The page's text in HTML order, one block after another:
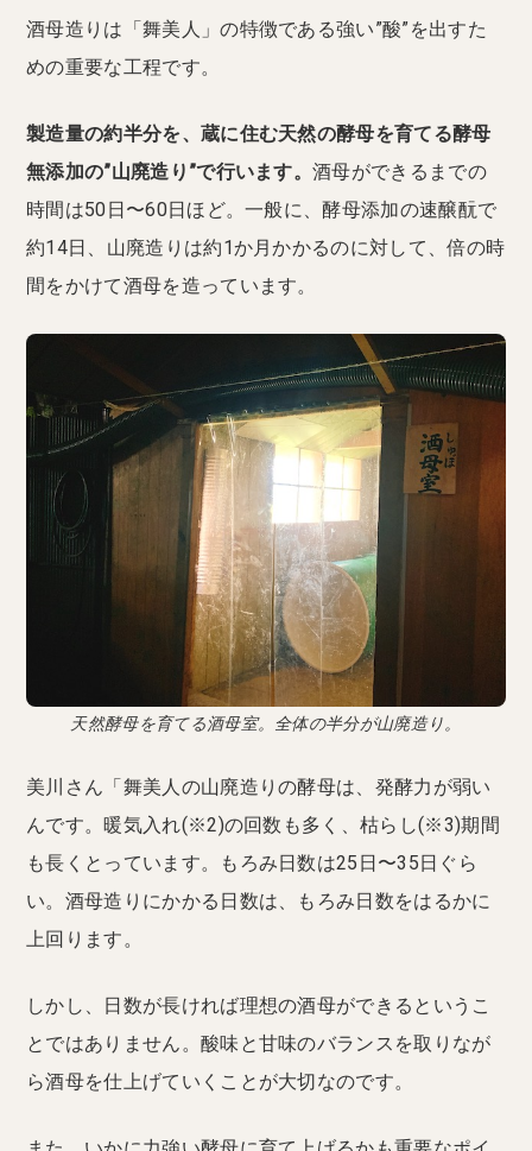
酒母造りは「舞美人」の特徴である強い”酸”を出すた
めの重要な工程です。
製造量の約半分を、蔵に住む天然の酵母を育てる酵母
無添加の”山廃造り”で行います。酒母ができるまでの
時間は50日〜60日ほど。一般に、酵母添加の速醸酛で
約14日、山廃造りは約1か月かかるのに対して、倍の時
間をかけて酒母を造っています。
天然酵母を育てる酒母室。全体の半分が山廃造り。
美川さん「舞美人の山廃造りの酵母は、発酵力が弱い
んです。暖気入れ(※2)の回数も多く、枯らし(※3)期間
も長くとっています。もろみ日数は25日〜35日ぐら
い。酒母造りにかかる日数は、もろみ日数をはるかに
上回ります。
しかし、日数が長ければ理想の酒母ができるというこ
とではありません。酸味と甘味のバランスを取りなが
ら酒母を仕上げていくことが大切なのです。